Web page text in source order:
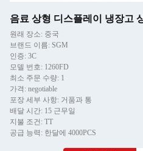
음료 상형 디스플레이 냉장고
원래 장소: 중국
브랜드 이름: SGM
인증: 3C
모델 번호: 1260FD
최소 주문 수량: 1
가격: negotiable
포장 세부 사항: 거품과 통
배달 시간: 15 근무일
지불 조건: TT
공급 능력: 한달에 4000PCS